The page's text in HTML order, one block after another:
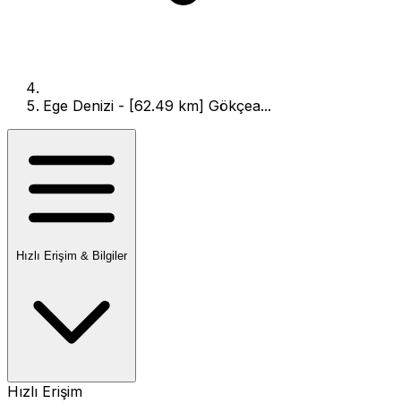
Ege Denizi - [62.49 km] Gökçea...
Hızlı Erişim & Bilgiler
Hızlı Erişim